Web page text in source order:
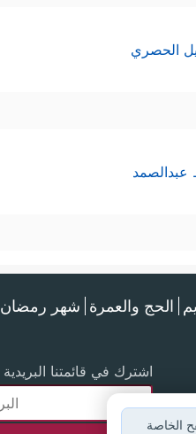
الحصري
عبدالصمد
الحج والعمرة شهر رمضان
اشترك في قائمتنا البريدية
الخاصة